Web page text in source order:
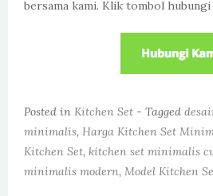
bersama kami. Klik tombol
Posted in Kitchen Set - Tagged
minimalis, Harga Kitchen Set
Kitchen Set, kitchen set minimalis
minimalis modern, Model Kitchen